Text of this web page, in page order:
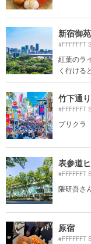
新宿御苑
#FFFFFFT
紅葉のラ
く行ける
竹下通り
#FFFFFFT
プリクラ
表参道
#FFFFFFT
隈研吾さ
原宿
#FFFFFFT